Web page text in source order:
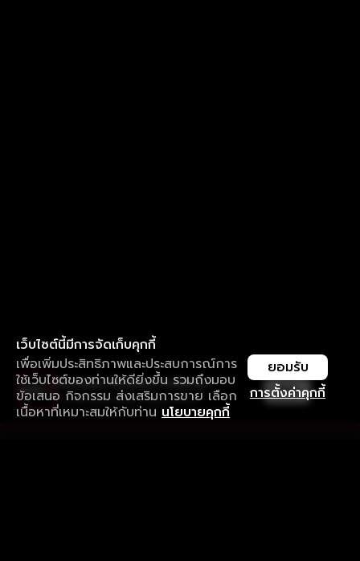
เว็บไซต์นี้มีการจัดเก็บคุกกี้
เพื่อเพิ่มประสิทธิภาพและประสบการณ์การ
ใช้เว็บไซต์ของท่านให้ดียิ่งขึ้น รวมถึงมอบ
ข้อเสนอ กิจกรรม ส่งเสริมการขาย เลือก
เนื้อหาที่เหมาะสมให้กับท่าน นโยบายคุกกี้
การตั้งค่าคุกกี้
ยอมรับ
ใช้งานแอป ลื่นไหลกว่า ไม่มีสะดุด
ดาวน์โหลดแอปเพื่อการรับชมที่ดีกว่า เปิด